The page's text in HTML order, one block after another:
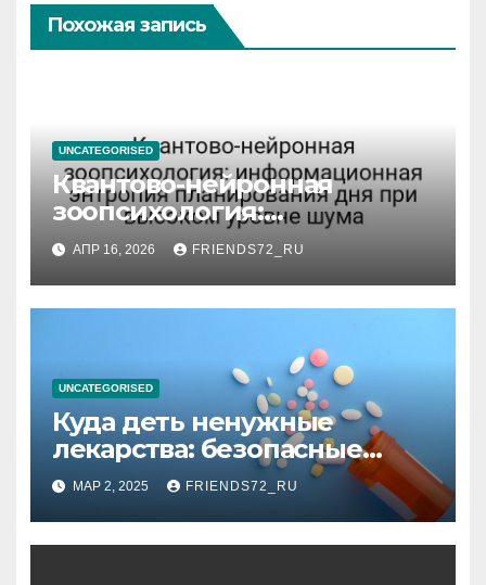
Похожая запись
UNCATEGORISED
Квантово-нейронная
зоопсихология:
информационная энтропия
планирования дня при
высоком уровне шума
АПР 16, 2026 FRIENDS72_RU
UNCATEGORISED
Куда деть ненужные
лекарства: безопасные
способы утилизации
МАР 2, 2025 FRIENDS72_RU